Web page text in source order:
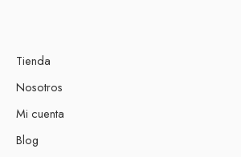
Tienda
Nosotros
Mi cuenta
Blog